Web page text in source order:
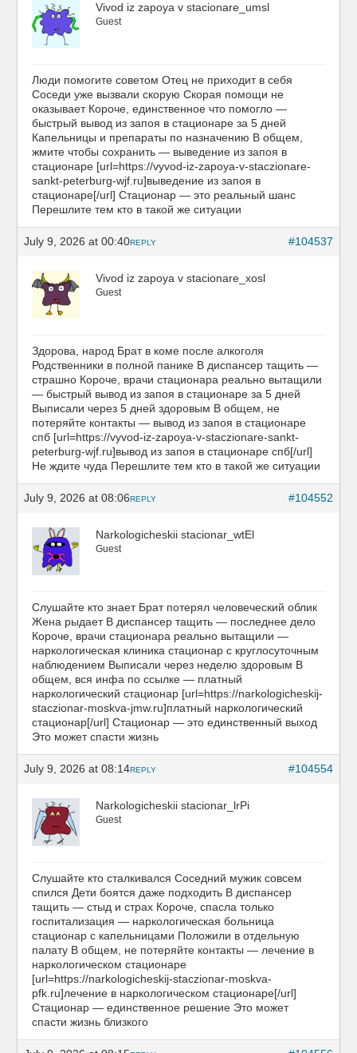
Vivod iz zapoya v stacionare_umsl
Guest
Люди помогите советом Отец не приходит в себя
Соседи уже вызвали скорую Скорая помощи не
оказывает Короче, единственное что помогло —
быстрый вывод из запоя в стационаре за 5 дней
Капельницы и препараты по назначению В общем,
жмите чтобы сохранить — выведение из запоя в
стационаре [url=https://vyvod-iz-zapoya-v-staczionare-
sankt-peterburg-wjf.ru]выведение из запоя в
стационаре[/url] Стационар — это реальный шанс
Перешлите тем кто в такой же ситуации
July 9, 2026 at 00:40 #104537
REPLY
Vivod iz zapoya v stacionare_xosl
Guest
Здорова, народ Брат в коме после алкоголя
Родственники в полной панике В диспансер тащить —
страшно Короче, врачи стационара реально вытащили
— быстрый вывод из запоя в стационаре за 5 дней
Выписали через 5 дней здоровым В общем, не
потеряйте контакты — вывод из запоя в стационаре
спб [url=https://vyvod-iz-zapoya-v-staczionare-sankt-
peterburg-wjf.ru]вывод из запоя в стационаре спб[/url]
Не ждите чуда Перешлите тем кто в такой же ситуации
July 9, 2026 at 08:06 #104552
REPLY
Narkologicheskii stacionar_wtEl
Guest
Слушайте кто знает Брат потерял человеческий облик
Жена рыдает В диспансер тащить — последнее дело
Короче, врачи стационара реально вытащили —
наркологическая клиника стационар с круглосуточным
наблюдением Выписали через неделю здоровым В
общем, вся инфа по ссылке — платный
наркологический стационар [url=https://narkologicheskij-
staczionar-moskva-jmw.ru]платный наркологический
стационар[/url] Стационар — это единственный выход
Это может спасти жизнь
July 9, 2026 at 08:14 #104554
REPLY
Narkologicheskii stacionar_lrPi
Guest
Слушайте кто сталкивался Соседний мужик совсем
спился Дети боятся даже подходить В диспансер
тащить — стыд и страх Короче, спасла только
госпитализация — наркологическая больница
стационар с капельницами Положили в отдельную
палату В общем, не потеряйте контакты — лечение в
наркологическом стационаре
[url=https://narkologicheskij-staczionar-moskva-
pfk.ru]лечение в наркологическом стационаре[/url]
Стационар — единственное решение Это может
спасти жизнь близкого